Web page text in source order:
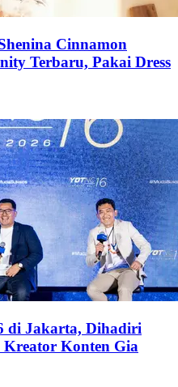
Cinnamon
Terbaru, Pakai Dress
di Jakarta, Dihadiri
Kreator Konten Gia